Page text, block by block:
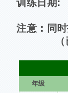
训练日期:
注意：同
年级